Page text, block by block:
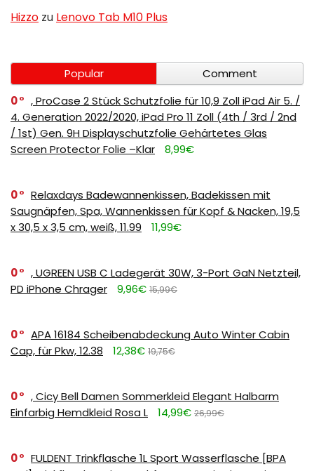
Hizzo zu Lenovo Tab M10 Plus
Popular
Comment
0
, ProCase 2 Stück Schutzfolie für 10,9 Zoll iPad Air 5. /
4. Generation 2022/2020, iPad Pro 11 Zoll (4th / 3rd / 2nd
/ 1st) Gen. 9H Displayschutzfolie Gehärtetes Glas
Screen Protector Folie –Klar
8,99€
0
Relaxdays Badewannenkissen, Badekissen mit
Saugnäpfen, Spa, Wannenkissen für Kopf & Nacken, 19,5
x 30,5 x 3,5 cm, weiß, 11.99
11,99€
0
, UGREEN USB C Ladegerät 30W, 3-Port GaN Netzteil,
PD iPhone Chrager
9,96€ 15,99€
0
APA 16184 Scheibenabdeckung Auto Winter Cabin
Cap, für Pkw, 12.38
12,38€ 19,75€
0
, Cicy Bell Damen Sommerkleid Elegant Halbarm
Einfarbig Hemdkleid Rosa L
14,99€ 26,99€
0
FULDENT Trinkflasche 1L Sport Wasserflasche [BPA